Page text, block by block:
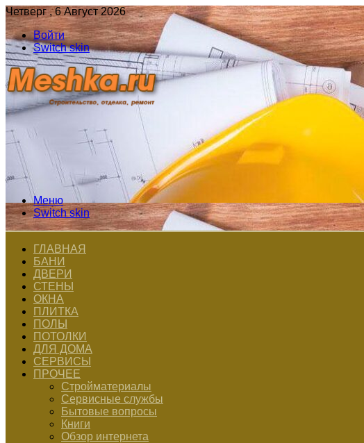
Четверг , 6 Август 2026
Войти
Switch skin
Меню
Switch skin
ГЛАВНАЯ
БАНИ
ДВЕРИ
СТЕНЫ
ОКНА
ПЛИТКА
ПОЛЫ
ПОТОЛКИ
ДЛЯ ДОМА
СЕРВИСЫ
ПРОЧЕЕ
Стройматериалы
Сервисные службы
Бытовые вопросы
Книги
Обзор интернета